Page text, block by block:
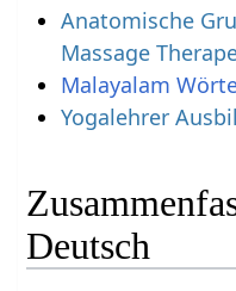
Anatomische
Massage
Yogalehrer
Deutsch